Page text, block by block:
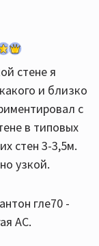
стене я
и близко
с
в типовых
стен 3-3,5м.
узкой.
гле70 -
АС.